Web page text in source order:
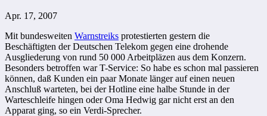
Apr. 17, 2007
Mit bundesweiten Warnstreiks protestierten gestern die
Beschäftigten der Deutschen Telekom gegen eine drohende
Ausgliederung von rund 50 000 Arbeitpläzen aus dem Konzern.
Besonders betroffen war T-Service: So habe es schon mal passieren
können, daß Kunden ein paar Monate länger auf einen neuen
Anschluß warteten, bei der Hotline eine halbe Stunde in der
Warteschleife hingen oder Oma Hedwig gar nicht erst an den
Apparat ging, so ein Verdi-Sprecher.